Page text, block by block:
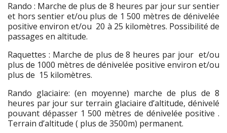
Rando : Marche de plus de 8 heures par jour sur sentier
et hors sentier et/ou plus de 1 500 mètres de dénivelée
positive environ et/ou 20 à 25 kilomètres. Possibilité de
passages en altitude.
Raquettes : Marche de plus de 8 heures par jour et/ou
plus de 1000 mètres de dénivelée positive environ et/ou
plus de 15 kilomètres.
Rando glaciaire: (en moyenne) marche de plus de 8
heures par jour sur terrain glaciaire d’altitude, dénivelé
pouvant dépasser 1 500 mètres de dénivelée positive .
Terrain d’altitude ( plus de 3500m) permanent.